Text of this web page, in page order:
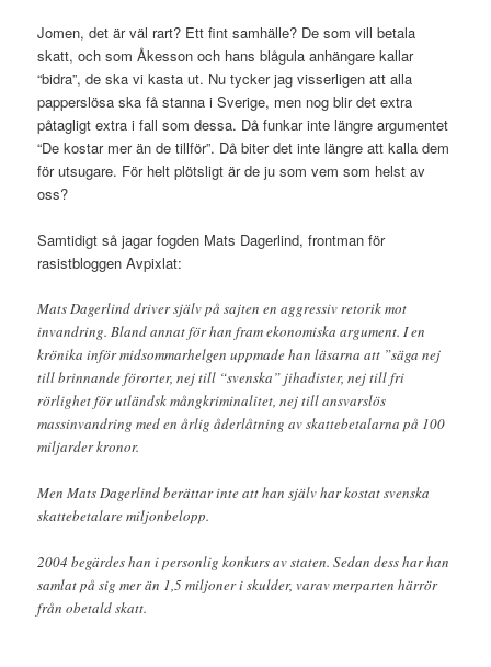
Jomen, det är väl rart? Ett fint samhälle? De som vill betala
skatt, och som Åkesson och hans blågula anhängare kallar
“bidra”, de ska vi kasta ut. Nu tycker jag visserligen att alla
papperslösa ska få stanna i Sverige, men nog blir det extra
påtagligt extra i fall som dessa. Då funkar inte längre argumentet
“De kostar mer än de tillför”. Då biter det inte längre att kalla dem
för utsugare. För helt plötsligt är de ju som vem som helst av
oss?
Samtidigt så jagar fogden Mats Dagerlind, frontman för
rasistbloggen Avpixlat:
Mats Dagerlind driver själv på sajten en aggressiv retorik mot
invandring. Bland annat för han fram ekonomiska argument. I en
krönika inför midsommarhelgen uppmade han läsarna att ”säga nej
till brinnande förorter, nej till “svenska” jihadister, nej till fri
rörlighet för utländsk mångkriminalitet, nej till ansvarslös
massinvandring med en årlig åderlåtning av skattebetalarna på 100
miljarder kronor.
Men Mats Dagerlind berättar inte att han själv har kostat svenska
skattebetalare miljonbelopp.
2004 begärdes han i personlig konkurs av staten. Sedan dess har han
samlat på sig mer än 1,5 miljoner i skulder, varav merparten härrör
från obetald skatt.